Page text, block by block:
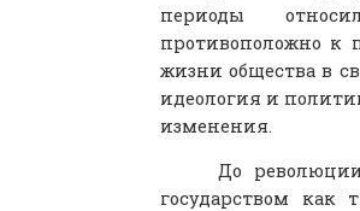
периоды
противоположно
жизни общества в
идеология и
изменения.
До революции
государством как